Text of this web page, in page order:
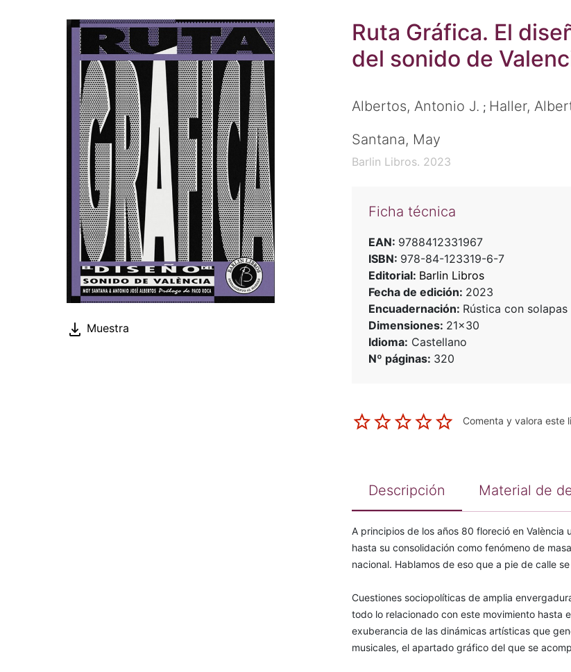
Muestra
Ruta Gráfica. El
del sonido de
Albertos, Antonio J. ; Haller,
Santana, May
Barlin Libros. 2023
Ficha técnica
EAN: 9788412331967
ISBN: 978-84-123319-6-7
Editorial: Barlin Libros
Fecha de edición: 2023
Encuadernación: Rústica con solapas
Dimensiones: 21x30
Idioma: Castellano
Nº páginas: 320
Comenta y valora este
Descripción Material de
A principios de los años 80 floreció en
hasta su consolidación como fenómeno de
nacional. Hablamos de eso que a pie de calle
Cuestiones sociopolíticas de amplia
todo lo relacionado con este movimiento hasta
exuberancia de las dinámicas artísticas que
musicales, el apartado gráfico del que se